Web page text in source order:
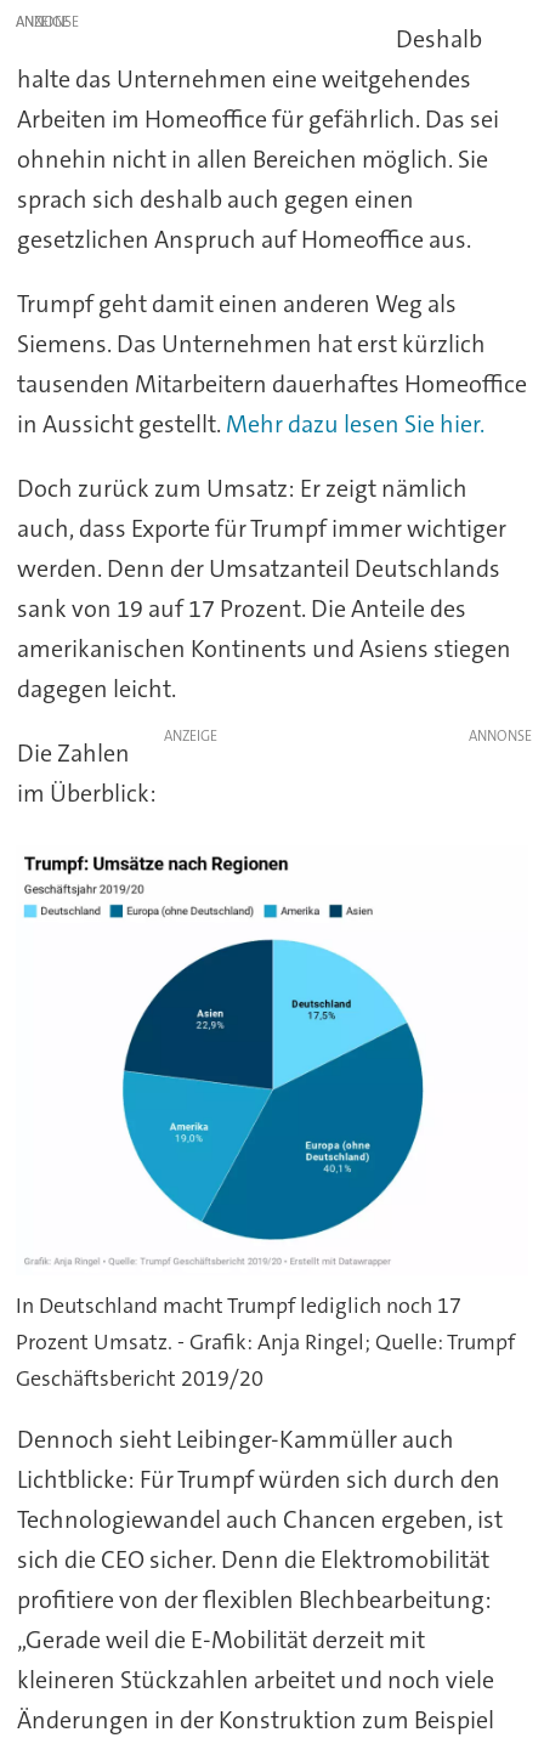
ANZEIGE
Deshalb
halte das Unternehmen eine weitgehendes
Arbeiten im Homeoffice für gefährlich. Das sei
ohnehin nicht in allen Bereichen möglich. Sie
sprach sich deshalb auch gegen einen
gesetzlichen Anspruch auf Homeoffice aus.
Trumpf geht damit einen anderen Weg als
Siemens. Das Unternehmen hat erst kürzlich
tausenden Mitarbeitern dauerhaftes Homeoffice
in Aussicht gestellt. Mehr dazu lesen Sie hier.
Doch zurück zum Umsatz: Er zeigt nämlich
auch, dass Exporte für Trumpf immer wichtiger
werden. Denn der Umsatzanteil Deutschlands
sank von 19 auf 17 Prozent. Die Anteile des
amerikanischen Kontinents und Asiens stiegen
dagegen leicht.
ANZEIGE
Die Zahlen
im Überblick:
In Deutschland macht Trumpf lediglich noch 17
Prozent Umsatz. - Grafik: Anja Ringel; Quelle: Trumpf
Geschäftsbericht 2019/20
Dennoch sieht Leibinger-Kammüller auch
Lichtblicke: Für Trumpf würden sich durch den
Technologiewandel auch Chancen ergeben, ist
sich die CEO sicher. Denn die Elektromobilität
profitiere von der flexiblen Blechbearbeitung:
„Gerade weil die E-Mobilität derzeit mit
kleineren Stückzahlen arbeitet und noch viele
Änderungen in der Konstruktion zum Beispiel